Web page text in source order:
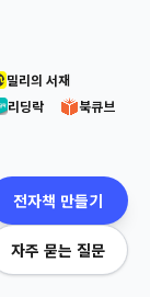
밀리의 서재
리딩락
북큐브
전자책 만들기
자주 묻는 질문